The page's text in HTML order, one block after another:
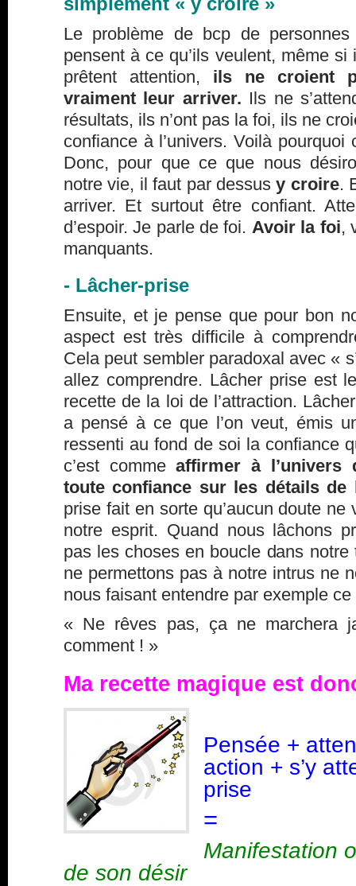
Le problème de bcp de
pensent à ce qu’ils veulent, même si
prêtent attention, ils ne croient
vraiment leur arriver. Ils ne
résultats, ils n’ont pas la foi, ils ne
confiance à l’univers. Voilà
Donc, pour que ce que nous
notre vie, il faut par dessusy croire.
arriver. Et surtout être confiant.
d’espoir. Je parle de foi. Avoir la foi,
manquants.
- Lâcher-prise
Ensuite, et je pense que pour bon
aspect est très difficile à
Cela peut sembler paradoxal avec «
allez comprendre. Lâcher prise est
recette de la loi de l’attraction.
a pensé à ce que l’on veut, émis
ressenti au fond de soi la confiance
c’est commeaffirmer à l’univers
toute confiance sur les détails de
prise fait en sorte qu’aucun doute ne
notre esprit. Quand nous lâchons
pas les choses en boucle dans
ne permettons pas à notre intrus ne
nous faisant entendre par exemple
« Ne rêves pas, ça ne marchera
comment ! »
Ma recette magique est
Pensée +
action + s’y
prise
=
Manifestation
de son désir